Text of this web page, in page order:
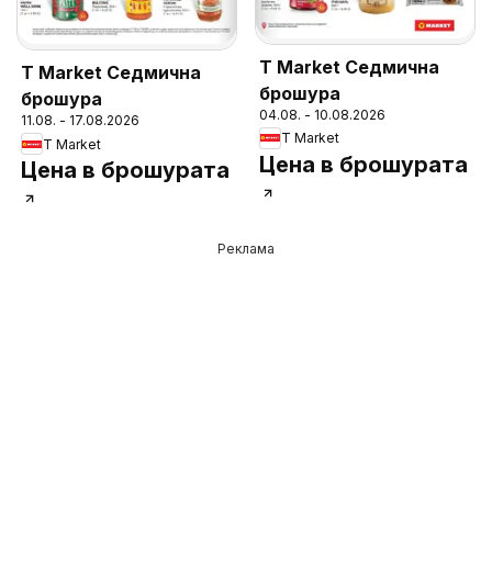
T Market Седмична
брошура
11.08. - 17.08.2026
T Market
Цена в брошурата
T Market Седмична
брошура
04.08. - 10.08.2026
T Market
Цена в брошурата
Реклама